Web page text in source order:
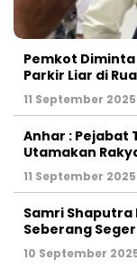
Pemkot Diminta
Parkir Liar di
11 September 2025
Anhar : Pejabat
Utamakan
11 September 2025
Samri Shaputra
Seberang
10 September